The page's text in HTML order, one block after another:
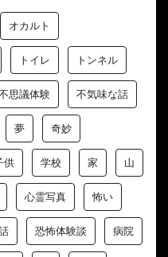
オカルト
トイレ トンネル
思議体験 不気味な話
夢 奇妙
供 学校 家 山
心霊写真 怖い
恐怖体験談 病院